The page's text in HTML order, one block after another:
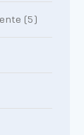
(5)